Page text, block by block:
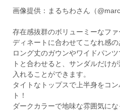
画像提供：まるちわさん（
存在感抜群のボリューミーなフ
ディネートに合わせてこなれ感の
ロング丈のガウンやワイドパン
トと合わせると、サンダルだけ
入れることができます。
タイトなトップスで上半身をコ
ト！
ダークカラーで地味な雰囲気に